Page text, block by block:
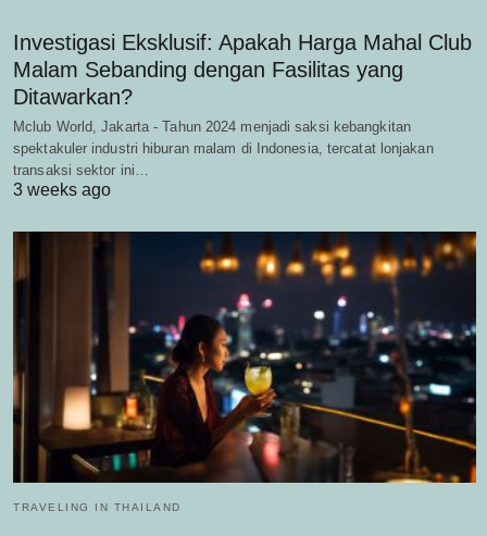
Investigasi Eksklusif: Apakah Harga Mahal Club
Malam Sebanding dengan Fasilitas yang
Ditawarkan?
Mclub World, Jakarta - Tahun 2024 menjadi saksi kebangkitan
spektakuler industri hiburan malam di Indonesia, tercatat lonjakan
transaksi sektor ini…
3 weeks ago
TRAVELING IN THAILAND